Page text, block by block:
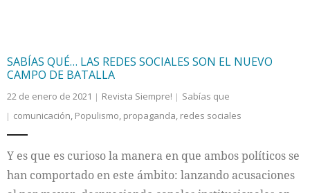
SABÍAS QUÉ… LAS REDES SOCIALES SON EL NUEVO
CAMPO DE BATALLA
22 de enero de 2021 Revista Siempre!
Sabías que
comunicación, Populismo, propaganda, redes sociales
Y es que es curioso la manera en que ambos políticos se
han comportado en este ámbito: lanzando acusaciones